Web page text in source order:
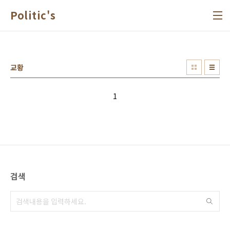
Politic's
교황
1
검색